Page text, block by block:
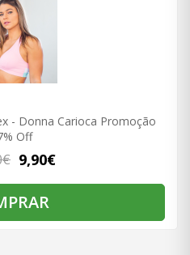
- Donna Carioca Promoção
Off
9,90€